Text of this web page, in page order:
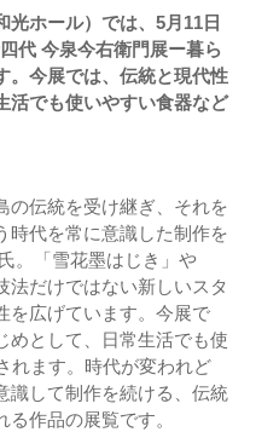
光ホール）では、5月11日
代 今泉今右衛門展ー暮ら
。今展では、伝統と現代性
活でも使いやすい食器など
の伝統を受け継ぎ、それを
時代を常に意識した制作を
。「雪花墨はじき」や
法だけではない新しいスタ
を広げています。今展で
めとして、日常生活でも使
れます。時代が変われど
識して制作を続ける、伝統
作品の展覧です。